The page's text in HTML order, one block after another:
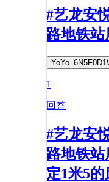
#艺龙安
路地铁站
1
回答
#艺龙安
路地铁站
定1米5